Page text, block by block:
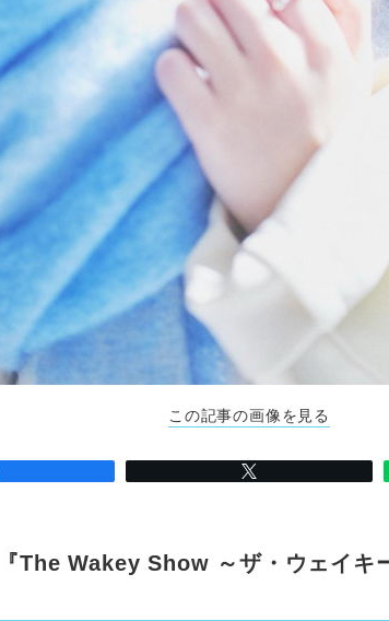
この記事の画像を見る
The Wakey Show ～ザ・ウェイキ